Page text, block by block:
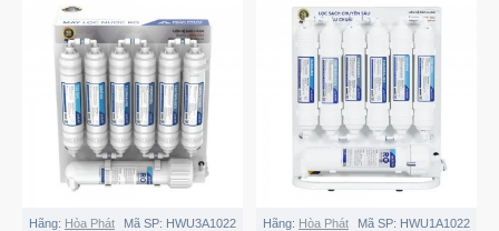
Hãng: Hòa Phát Mã SP: HWU3A1022 Hãng: Hòa Phát Mã SP: HWU1A1022